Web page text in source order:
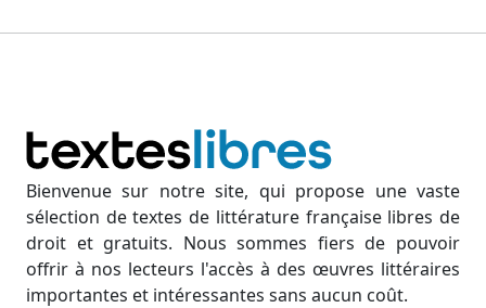
Bienvenue sur notre site, qui propose une vaste
sélection de textes de littérature française libres de
droit et gratuits. Nous sommes fiers de pouvoir
offrir à nos lecteurs l'accès à des œuvres littéraires
importantes et intéressantes sans aucun coût.